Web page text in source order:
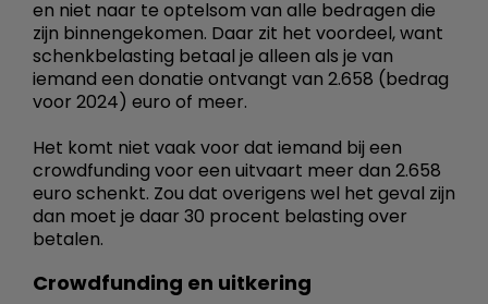
en niet naar te optelsom van alle bedragen die
zijn binnengekomen. Daar zit het voordeel, want
schenkbelasting betaal je alleen als je van
iemand een donatie ontvangt van 2.658 (bedrag
voor 2024) euro of meer.
Het komt niet vaak voor dat iemand bij een
crowdfunding voor een uitvaart meer dan 2.658
euro schenkt. Zou dat overigens wel het geval zijn
dan moet je daar 30 procent belasting over
betalen.
Crowdfunding en uitkering